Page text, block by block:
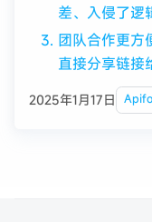
差、入侵了逻
团队合作更方
直接分享链接
2025年1月17日